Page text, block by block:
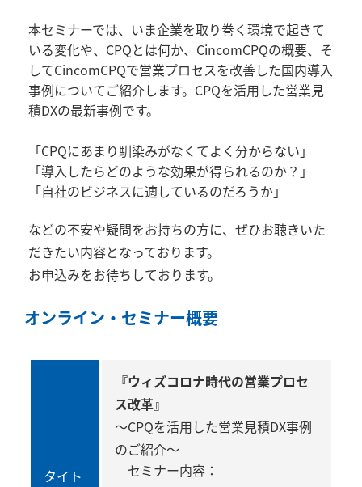
本セミナーでは、いま企業を取り巻く環境で起きて
いる変化や、CPQとは何か、CincomCPQの概要、そ
してCincomCPQで営業プロセスを改善した国内導入
事例についてご紹介します。CPQを活用した営業見
積DXの最新事例です。
「CPQにあまり馴染みがなくてよく分からない」
「導入したらどのような効果が得られるのか？」
「自社のビジネスに適しているのだろうか」
などの不安や疑問をお持ちの方に、ぜひお聴きいた
だきたい内容となっております。
お申込みをお待ちしております。
オンライン・セミナー概要
タイト
『ウィズコロナ時代の営業プロセ
ス改革』
～CPQを活用した営業見積DX事例
のご紹介～
セミナー内容：